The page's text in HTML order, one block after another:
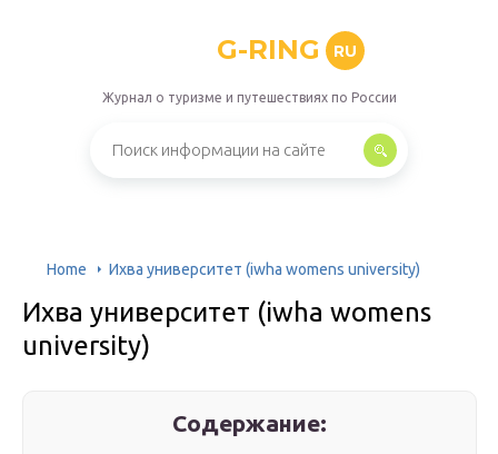
G-RING RU
Журнал о туризме и путешествиях по России
Home Ихва университет (iwha womens university)
Ихва университет (iwha womens
university)
Содержание: